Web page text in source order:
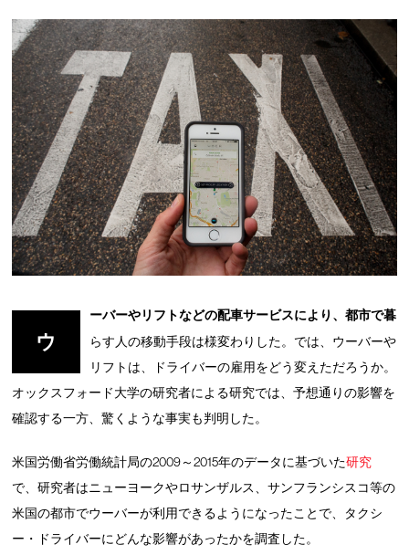
ウ
ーバーやリフトなどの配車サービスにより、都市で暮
らす人の移動手段は様変わりした。では、ウーバーや
リフトは、ドライバーの雇用をどう変えただろうか。
オックスフォード大学の研究者による研究では、予想通りの影響を
確認する一方、驚くような事実も判明した。
米国労働省労働統計局の2009～2015年のデータに基づいた研究
で、研究者はニューヨークやロサンザルス、サンフランシスコ等の
米国の都市でウーバーが利用できるようになったことで、タクシ
ー・ドライバーにどんな影響があったかを調査した。